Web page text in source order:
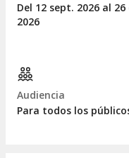
Del 12 sept. 2026 al 26
2026
Audiencia
Para todos los